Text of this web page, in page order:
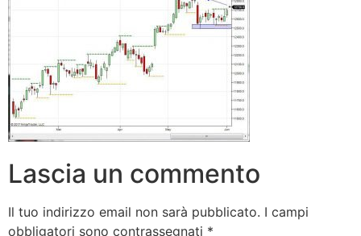
Lascia un commento
Il tuo indirizzo email non sarà pubblicato. I campi
obbligatori sono contrassegnati *